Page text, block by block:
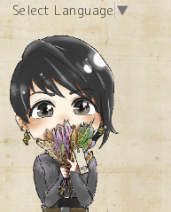
Select Language ▼